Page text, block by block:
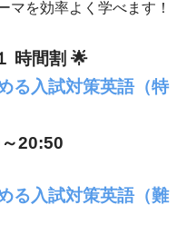
マを効率よく学べます！
時間割 🌟
る入試対策英語（特
20:50
る入試対策英語（難